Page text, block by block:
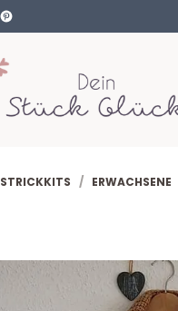
STRICKKITS / ERWACHSENE